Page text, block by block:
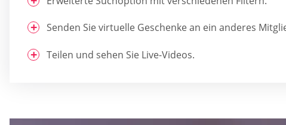
Senden Sie virtuelle Geschenke an ein anderes
Teilen und sehen Sie Live-Videos.